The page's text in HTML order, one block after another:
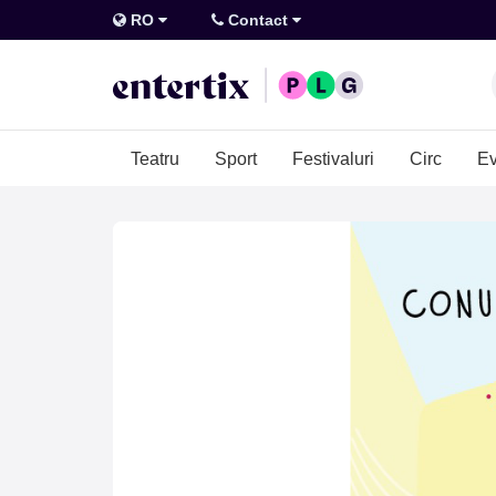
RO Contact
Teatru Sport Festivaluri Circ